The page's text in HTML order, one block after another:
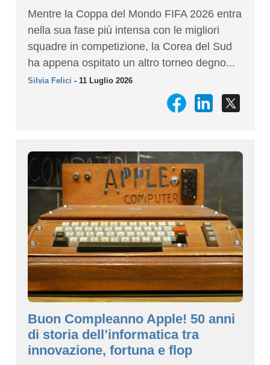
Mentre la Coppa del Mondo FIFA 2026 entra
nella sua fase più intensa con le migliori
squadre in competizione, la Corea del Sud
ha appena ospitato un altro torneo degno...
Silvia Felici - 11 Luglio 2026
Buon Compleanno Apple! 50 anni
di storia dell’informatica tra
innovazione, fortuna e flop